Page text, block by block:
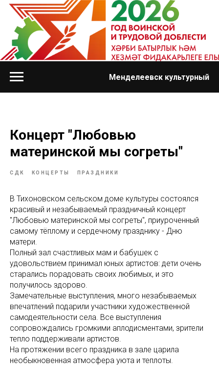
Менделеевск культурный
Концерт "Любовью
материнской мы согреты"
СДК КОНЦЕРТЫ ПРАЗДНИКИ
В Тихоновском сельском доме культуры состоялся
красивый и незабываемый праздничный концерт
"Любовью материнской мы согреты", приуроченный
самому тёплому и сердечному празднику - Дню
матери.
Полный зал счастливых мам и бабушек с
удовольствием принимал юных артистов: дети очень
старались порадовать своих любимых, и это
получилось здорово.
Замечательные выступления, много незабываемых
впечатлений подарили участники художественной
самодеятельности села. Все выступления
сопровождались громкими аплодисментами, зрители
тепло поддерживали артистов.
На протяжении всего праздника в зале царила
необыкновенная атмосфера уюта и теплоты.